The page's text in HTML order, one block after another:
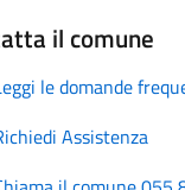
il comune
le domande
Assistenza